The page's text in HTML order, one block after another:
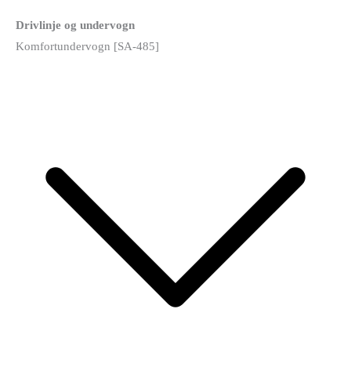
Drivlinje og undervogn
Komfortundervogn [SA-485]